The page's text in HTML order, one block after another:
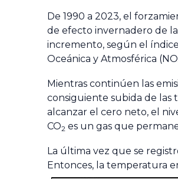
De 1990 a 2023, el
de efecto invernadero de
incremento, según el
Oceánica y Atmosférica
Mientras continúen las
consiguiente subida de las
alcanzar el cero neto, el
CO2 es un gas que
La última vez que se
Entonces, la temperatura